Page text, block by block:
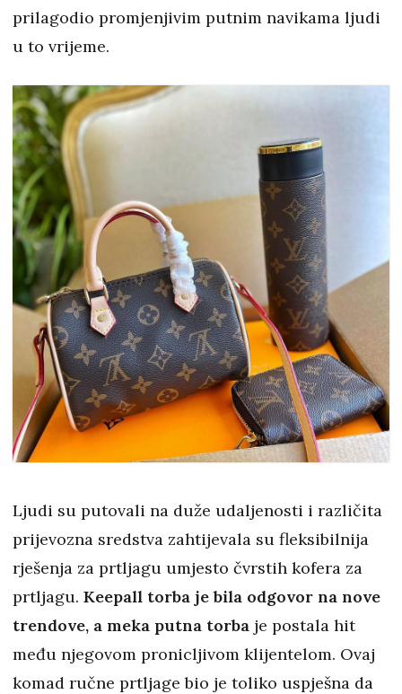
prilagodio promjenjivim putnim navikama ljudi
u to vrijeme.
Ljudi su putovali na duže udaljenosti i različita
prijevozna sredstva zahtijevala su fleksibilnija
rješenja za prtljagu umjesto čvrstih kofera za
prtljagu. Keepall torba je bila odgovor na nove
trendove, a meka putna torba je postala hit
među njegovom pronicljivom klijentelom. Ovaj
komad ručne prtljage bio je toliko uspješna da